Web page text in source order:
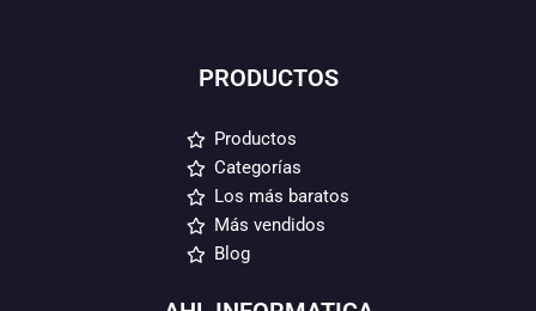
PRODUCTOS
Productos
Categorías
Los más baratos
Más vendidos
Blog